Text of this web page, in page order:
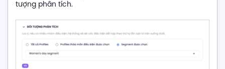
tượng phân tích.